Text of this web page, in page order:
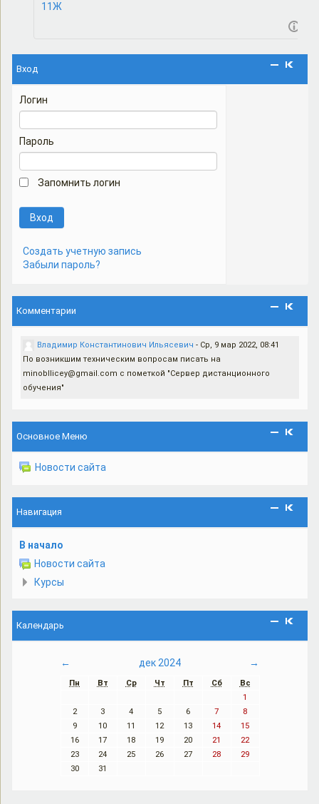
11Ж
Вход
Логин
Пароль
Запомнить логин
Создать учетную запись
Забыли пароль?
Комментарии
Владимир Константинович Ильясевич - Ср, 9 мар 2022, 08:41
По возникшим техническим вопросам писать на
minobllicey@gmail.com с пометкой "Сервер дистанционного
обучения"
Основное Меню
Новости сайта
Навигация
В начало
Новости сайта
Курсы
Календарь
← дек 2024 →
Пн Вт Ср Чт Пт Сб
Вс
1
2
3 4 5 6 7
8
9
10 11 12 13 14
15
16
17 18 19 20 21
22
23
24 25 26 27 28
29
30
31